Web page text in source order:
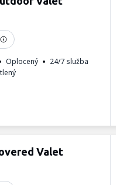
Oplocený
24/7 služba
Valet